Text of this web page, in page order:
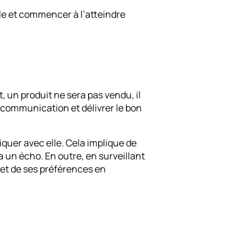
et commencer à l’atteindre
un produit ne sera pas vendu, il
et délivrer le bon
avec elle. Cela implique de
un écho. En outre, en surveillant
de ses préférences en